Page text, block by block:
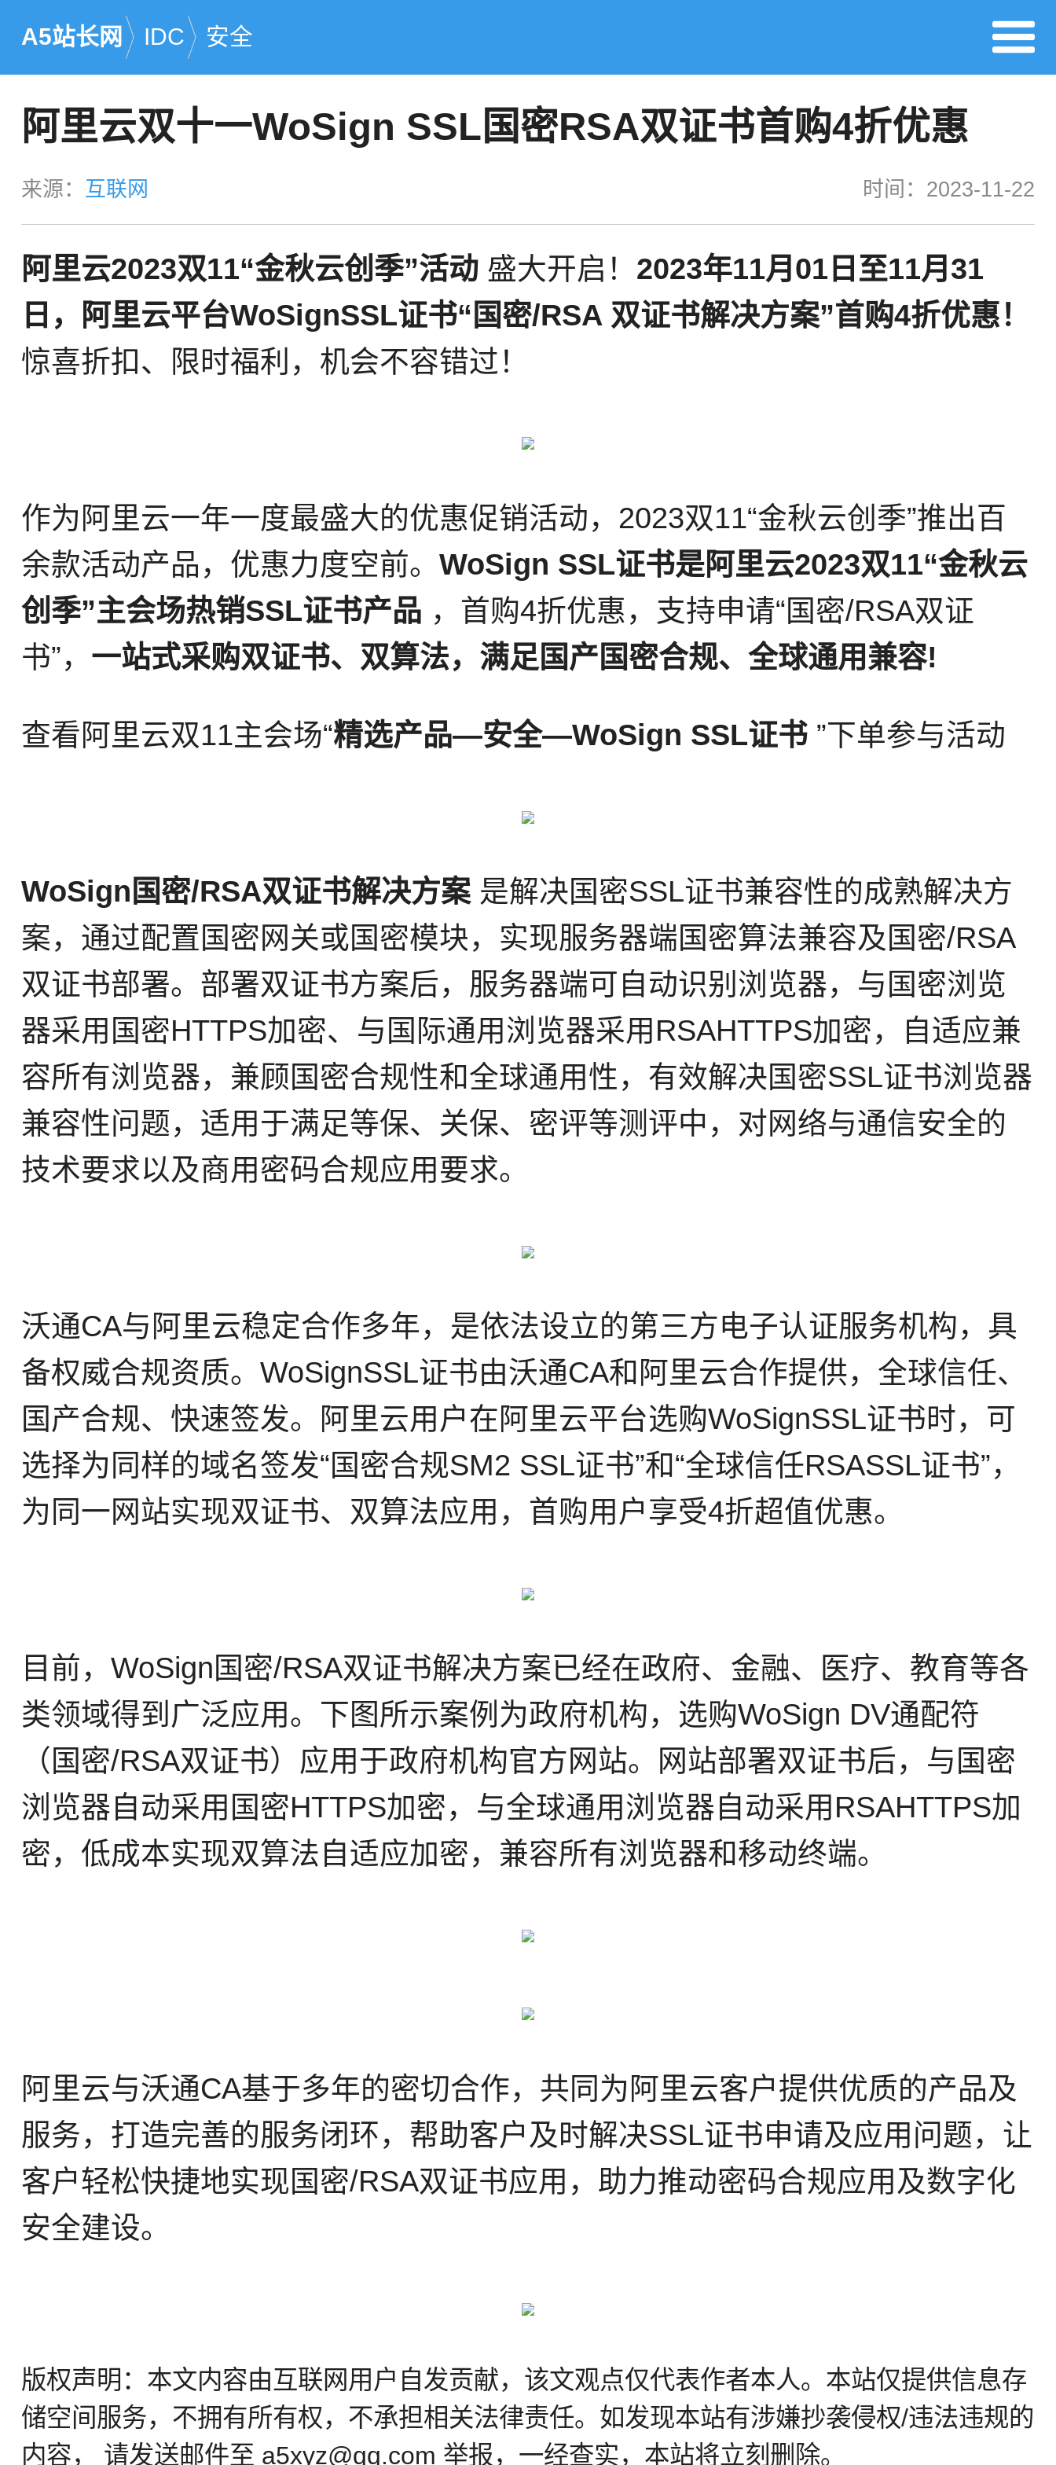
A5站长网 IDC 安全
阿里云双十一WoSign SSL国密RSA双证书首购4折优惠
来源： 互联网 时间：2023-11-22
阿里云2023双11“金秋云创季”活动 盛大开启！ 2023年11月01日至11月31
日，阿里云平台WoSignSSL证书“国密/RSA 双证书解决方案”首购4折优惠！
惊喜折扣、限时福利，机会不容错过！
作为阿里云一年一度最盛大的优惠促销活动，2023双11“金秋云创季”推出百
余款活动产品，优惠力度空前。 WoSign SSL证书是阿里云2023双11“金秋云
创季”主会场热销SSL证书产品 ，首购4折优惠，支持申请“国密/RSA双证
书”， 一站式采购双证书、双算法，满足国产国密合规、全球通用兼容!
查看阿里云双11主会场“精选产品—安全—WoSign SSL证书 ”下单参与活动
WoSign国密/RSA双证书解决方案 是解决国密SSL证书兼容性的成熟解决方
案，通过配置国密网关或国密模块，实现服务器端国密算法兼容及国密/RSA
双证书部署。部署双证书方案后，服务器端可自动识别浏览器，与国密浏览
器采用国密HTTPS加密、与国际通用浏览器采用RSAHTTPS加密，自适应兼
容所有浏览器，兼顾国密合规性和全球通用性，有效解决国密SSL证书浏览器
兼容性问题，适用于满足等保、关保、密评等测评中，对网络与通信安全的
技术要求以及商用密码合规应用要求。
沃通CA与阿里云稳定合作多年，是依法设立的第三方电子认证服务机构，具
备权威合规资质。WoSignSSL证书由沃通CA和阿里云合作提供，全球信任、
国产合规、快速签发。阿里云用户在阿里云平台选购WoSignSSL证书时，可
选择为同样的域名签发“国密合规SM2 SSL证书”和“全球信任RSASSL证书”，
为同一网站实现双证书、双算法应用，首购用户享受4折超值优惠。
目前，WoSign国密/RSA双证书解决方案已经在政府、金融、医疗、教育等各
类领域得到广泛应用。下图所示案例为政府机构，选购WoSign DV通配符
（国密/RSA双证书）应用于政府机构官方网站。网站部署双证书后，与国密
浏览器自动采用国密HTTPS加密，与全球通用浏览器自动采用RSAHTTPS加
密，低成本实现双算法自适应加密，兼容所有浏览器和移动终端。
阿里云与沃通CA基于多年的密切合作，共同为阿里云客户提供优质的产品及
服务，打造完善的服务闭环，帮助客户及时解决SSL证书申请及应用问题，让
客户轻松快捷地实现国密/RSA双证书应用，助力推动密码合规应用及数字化
安全建设。
版权声明：本文内容由互联网用户自发贡献，该文观点仅代表作者本人。本站仅提供信息存
储空间服务，不拥有所有权，不承担相关法律责任。如发现本站有涉嫌抄袭侵权/违法违规的
内容， 请发送邮件至 a5xyz@qq.com 举报，一经查实，本站将立刻删除。